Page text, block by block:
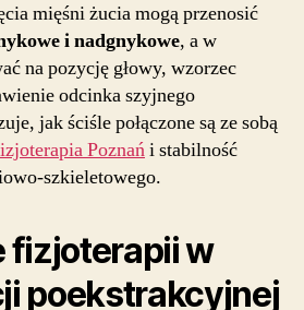
mięśni żucia mogą przenosić
i nadgnykowe, a w
na pozycję głowy, wzorzec
odcinka szyjnego
jak ściśle połączone są ze sobą
Poznańi stabilność
szkieletowego.
fizjoterapii w
poekstrakcyjnej